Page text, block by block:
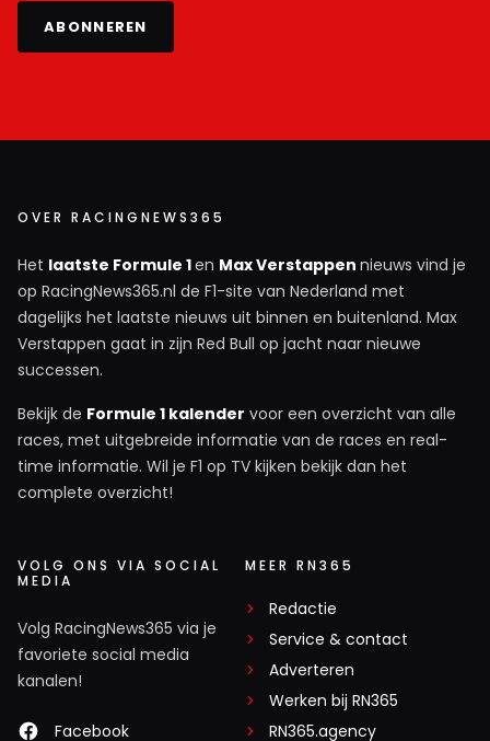
ABONNEREN
OVER RACINGNEWS365
Het laatste Formule 1en Max Verstappen nieuws vind je
op RacingNews365.nl de F1-site van Nederland met
dagelijks het laatste nieuws uit binnen en buitenland. Max
Verstappen gaat in zijn Red Bull op jacht naar nieuwe
successen.
Bekijk de Formule 1 kalender voor een overzicht van alle
races, met uitgebreide informatie van de races en real-
time informatie. Wil je F1 op TV kijken bekijk dan het
complete overzicht!
VOLG ONS VIA SOCIAL
MEDIA
Volg RacingNews365 via je
favoriete social media
kanalen!
Facebook
MEER RN365
Redactie
Service & contact
Adverteren
Werken bij RN365
RN365.agency